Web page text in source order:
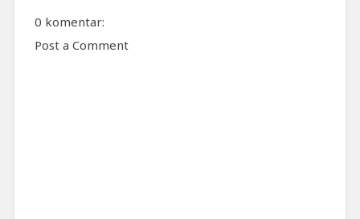
0 komentar:
Post a Comment